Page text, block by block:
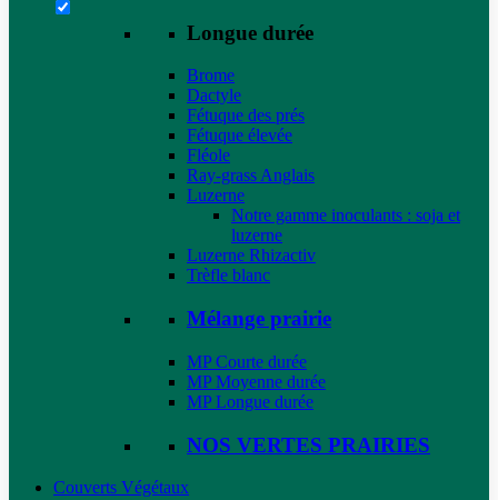
Longue durée
Brome
Dactyle
Fétuque des prés
Fétuque élevée
Fléole
Ray-grass Anglais
Luzerne
Notre gamme inoculants : soja et
luzerne
Luzerne Rhizactiv
Trèfle blanc
Mélange prairie
MP Courte durée
MP Moyenne durée
MP Longue durée
NOS VERTES PRAIRIES
Couverts Végétaux